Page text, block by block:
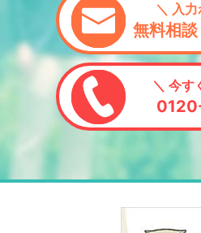
＼ 入
無料相
＼ 今す